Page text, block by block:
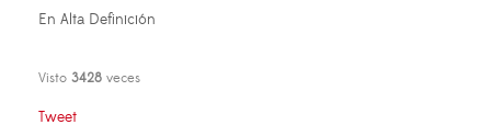
En Alta Definición
Visto 3428 veces
Tweet